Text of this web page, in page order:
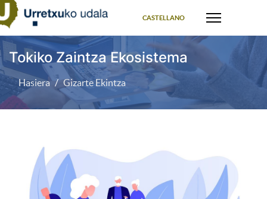
CASTELLANO
Tokiko Zaintza Ekosistema
Hasiera Gizarte Ekintza